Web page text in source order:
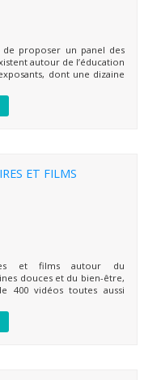
proposer un panel des
autour de l’éducation
dont une dizaine
ET FILMS
et films autour du
douces et du bien-être,
400 vidéos toutes aussi